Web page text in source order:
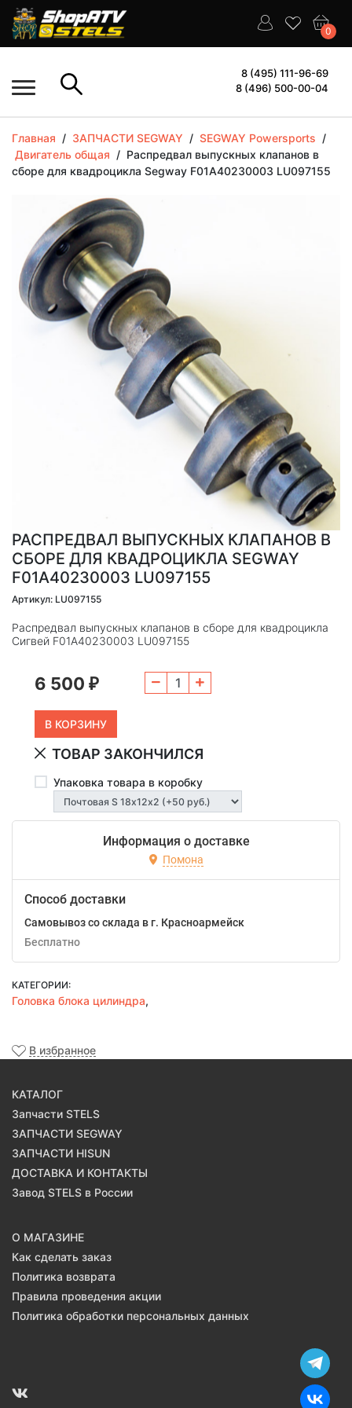
0
8 (495) 111-96-69
8 (496) 500-00-04
Главная / ЗАПЧАСТИ SEGWAY / SEGWAY Powersports /
Двигатель общая / Распредвал выпускных клапанов в
сборе для квадроцикла Segway F01A40230003 LU097155
РАСПРЕДВАЛ ВЫПУСКНЫХ КЛАПАНОВ В
СБОРЕ ДЛЯ КВАДРОЦИКЛА SEGWAY
F01A40230003 LU097155
Артикул: LU097155
Распредвал выпускных клапанов в сборе для квадроцикла
Сигвей F01A40230003 LU097155
6 500 ₽
ТОВАР ЗАКОНЧИЛСЯ
Упаковка товара в коробку
Информация о доставке
Помона
Способ доставки
Самовывоз со склада в г. Красноармейск
Бесплатно
КАТЕГОРИИ:
Головка блока цилиндра,
В избранное
КАТАЛОГ
Запчасти STELS
ЗАПЧАСТИ SEGWAY
ЗАПЧАСТИ HISUN
ДОСТАВКА И КОНТАКТЫ
Завод STELS в России
О МАГАЗИНЕ
Как сделать заказ
Политика возврата
Правила проведения акции
Политика обработки персональных данных